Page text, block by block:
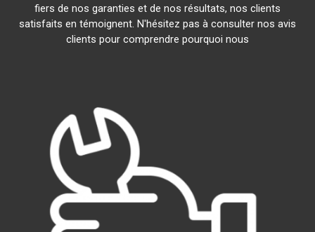
fiers de nos garanties et de nos résultats, nos clients
satisfaits en témoignent. N'hésitez pas à consulter nos avis
clients pour comprendre pourquoi nous